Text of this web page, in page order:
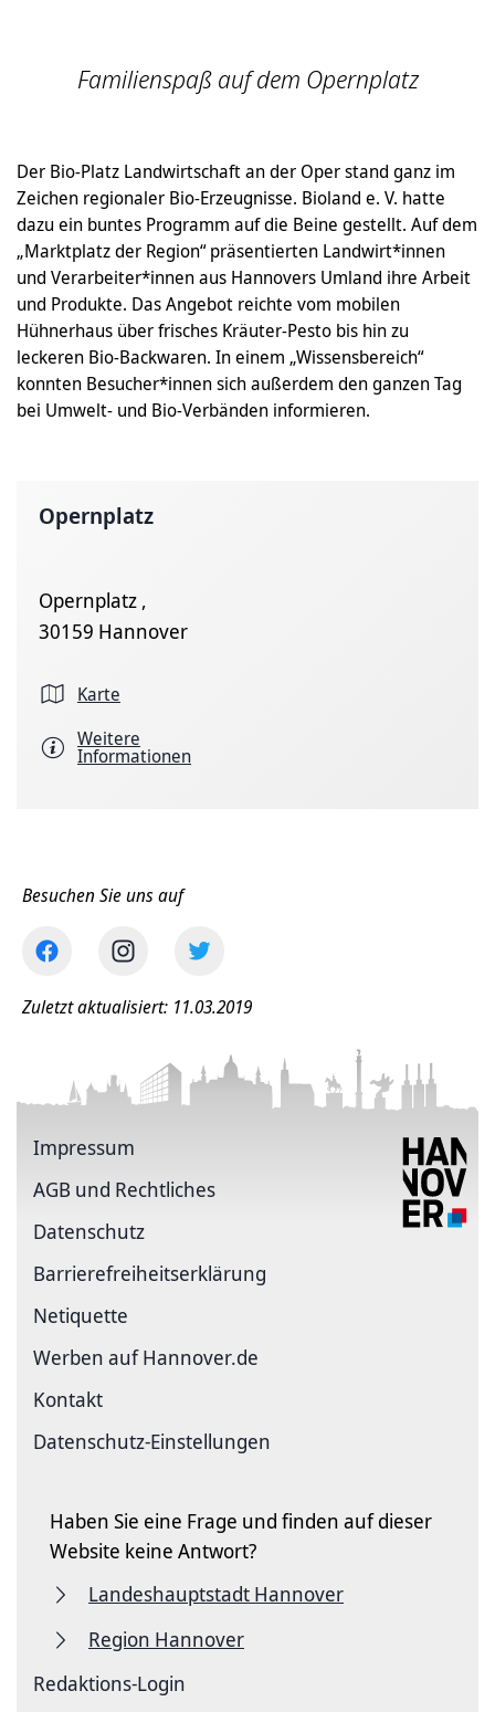
Familienspaß auf dem Opernplatz
Der Bio-Platz Landwirtschaft an der Oper stand ganz im
Zeichen regionaler Bio-Erzeugnisse. Bioland e. V. hatte
dazu ein buntes Programm auf die Beine gestellt. Auf dem
„Marktplatz der Region“ präsentierten Landwirt*innen
und Verarbeiter*innen aus Hannovers Umland ihre Arbeit
und Produkte. Das Angebot reichte vom mobilen
Hühnerhaus über frisches Kräuter-Pesto bis hin zu
leckeren Bio-Backwaren. In einem „Wissensbereich“
konnten Besucher*innen sich außerdem den ganzen Tag
bei Umwelt- und Bio-Verbänden informieren.
Opernplatz
Opernplatz ,
30159 Hannover
Karte
Weitere
Informationen
Besuchen Sie uns auf
Zuletzt aktualisiert: 11.03.2019
Impressum
AGB und Rechtliches
Datenschutz
Barriere­freiheits­erklärung
Netiquette
Werben auf Hannover.de
Kontakt
Datenschutz-Einstellungen
Haben Sie eine Frage und finden auf dieser
Website keine Antwort?
Landeshauptstadt Hannover
Region Hannover
Redaktions-Login